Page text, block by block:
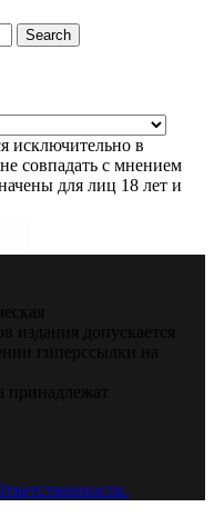
Search
исключительно в
совпадать с мнением
для лиц 18 лет и
издания допускается
гиперссылки на
принадлежат